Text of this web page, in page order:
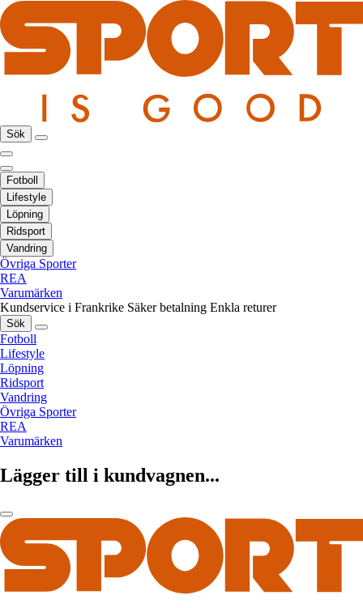
Sök
Fotboll
Lifestyle
Löpning
Ridsport
Vandring
Övriga Sporter
REA
Varumärken
Kundservice i Frankrike Säker betalning Enkla returer
Sök
Fotboll
Lifestyle
Löpning
Ridsport
Vandring
Övriga Sporter
REA
Varumärken
Lägger till i kundvagnen...